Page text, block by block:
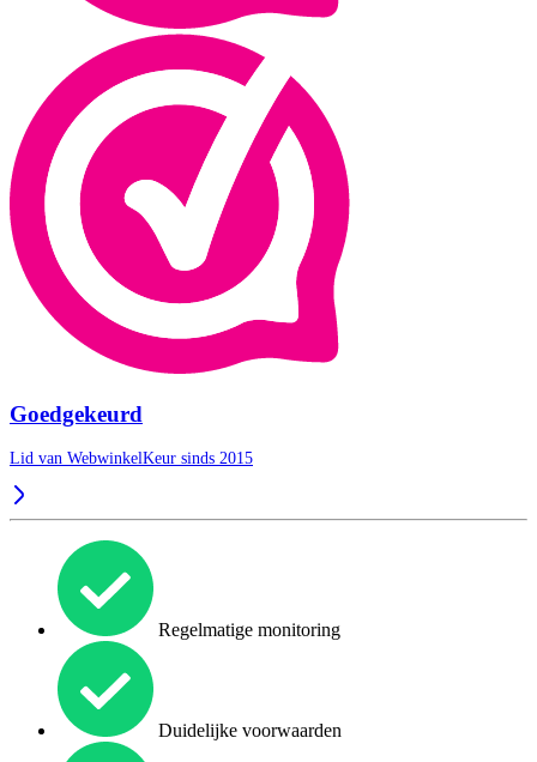
Goedgekeurd
Lid van WebwinkelKeur sinds 2015
Regelmatige monitoring
Duidelijke voorwaarden